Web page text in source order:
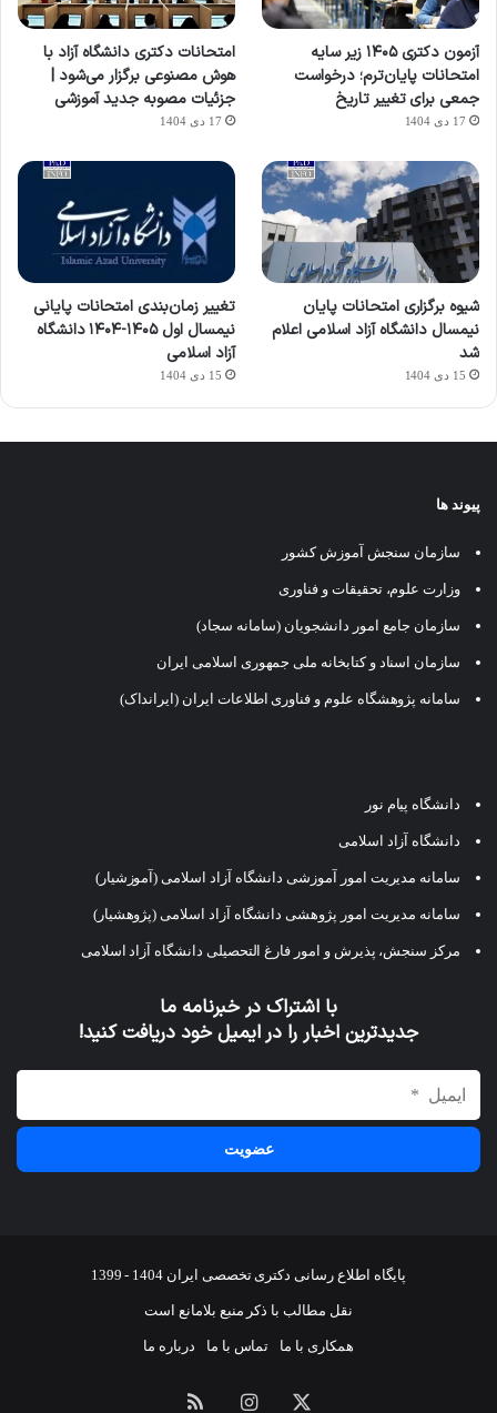
آزمون دکتری ۱۴۰۵ زیر سایه
امتحانات پایان‌ترم؛ درخواست
جمعی برای تغییر تاریخ
17 دی 1404
امتحانات دکتری دانشگاه آزاد با
هوش مصنوعی برگزار می‌شود |
جزئیات مصوبه جدید آموزشی
17 دی 1404
شیوه برگزاری امتحانات پایان
نیمسال دانشگاه آزاد اسلامی اعلام
شد
15 دی 1404
تغییر زمان‌بندی امتحانات پایانی
نیمسال اول ۱۴۰۵-۱۴۰۴ دانشگاه
آزاد اسلامی
15 دی 1404
پیوند ها
سازمان سنجش آموزش کشور
وزارت علوم، تحقیقات و فناوری
سازمان جامع امور دانشجویان (سامانه سجاد)
سازمان اسناد و کتابخانه ملی جمهوری اسلامی ایران
سامانه پژوهشگاه علوم و فناوری اطلاعات ایران (ایرانداک)
دانشگاه پیام نور
دانشگاه آزاد اسلامی
سامانه مدیریت امور آموزشی دانشگاه آزاد اسلامی (آموزشیار)
سامانه مدیریت امور پژوهشی دانشگاه آزاد اسلامی (پژوهشیار)
مرکز سنجش، پذیرش و امور فارغ التحصیلی دانشگاه آزاد اسلامی
با اشتراک در خبرنامه ما
جدیدترین اخبار را در ایمیل خود دریافت کنید!
پایگاه اطلاع رسانی دکتری تخصصی ایران 1404 - 1399
نقل مطالب با ذکر منبع بلامانع است
همکاری با ما تماس با ما درباره ما
ایکس اینستاگرامخوراک